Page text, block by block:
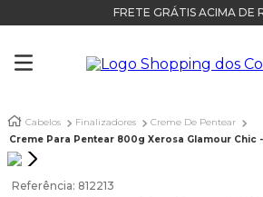
FRETE GRÁTIS ACIMA DE
Cabelos Finalizadores
Creme De Pentear
Creme Para Pentear 800g Xerosa Glamour Chic
Referência: 812213